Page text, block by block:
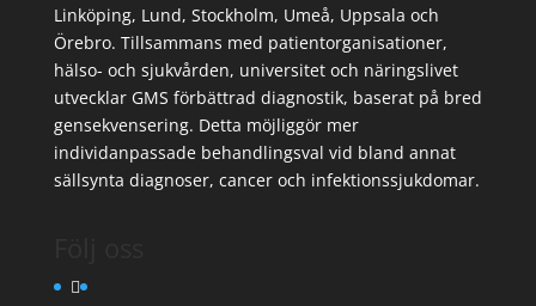
Linköping, Lund, Stockholm, Umeå, Uppsala och
Örebro. Tillsammans med patientorganisationer,
hälso- och sjukvården, universitet och näringslivet
utvecklar GMS förbättrad diagnostik, baserat på bred
gensekvensering. Detta möjliggör mer
individanpassade behandlingsval vid bland annat
sällsynta diagnoser, cancer och infektionssjukdomar.